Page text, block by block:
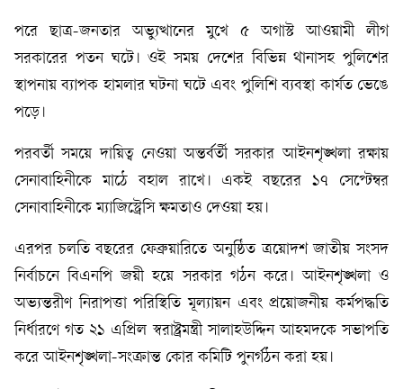
পরে ছাত্র-জনতার অভ্যুত্থানের মুখে ৫ অগাস্ট আওয়ামী লীগ
সরকারের পতন ঘটে। ওই সময় দেশের বিভিন্ন থানাসহ পুলিশের
স্থাপনায় ব্যাপক হামলার ঘটনা ঘটে এবং পুলিশি ব্যবস্থা কার্যত ভেঙে
পড়ে।
পরবর্তী সময়ে দায়িত্ব নেওয়া অন্তর্বর্তী সরকার আইনশৃঙ্খলা রক্ষায়
সেনাবাহিনীকে মাঠে বহাল রাখে। একই বছরের ১৭ সেপ্টেম্বর
সেনাবাহিনীকে ম্যাজিস্ট্রেসি ক্ষমতাও দেওয়া হয়।
এরপর চলতি বছরের ফেব্রুয়ারিতে অনুষ্ঠিত ত্রয়োদশ জাতীয় সংসদ
নির্বাচনে বিএনপি জয়ী হয়ে সরকার গঠন করে। আইনশৃঙ্খলা ও
অভ্যন্তরীণ নিরাপত্তা পরিস্থিতি মূল্যায়ন এবং প্রয়োজনীয় কর্মপদ্ধতি
নির্ধারণে গত ২১ এপ্রিল স্বরাষ্ট্রমন্ত্রী সালাহউদ্দিন আহমদকে সভাপতি
করে আইনশৃঙ্খলা-সংক্রান্ত কোর কমিটি পুনর্গঠন করা হয়।